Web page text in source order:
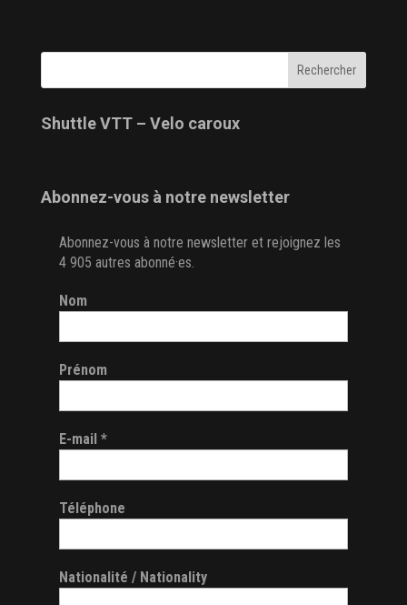
Shuttle VTT – Velo caroux
Abonnez-vous à notre newsletter
Abonnez-vous à notre newsletter et rejoignez les
4 905 autres abonné·es.
Nom
Prénom
E-mail *
Téléphone
Nationalité / Nationality